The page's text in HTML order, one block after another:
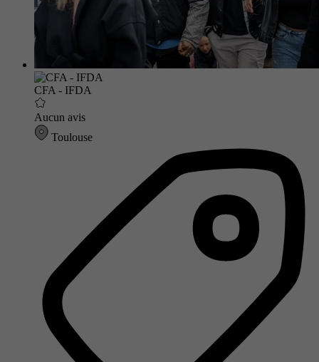
CFA - IFDA
Aucun avis
Toulouse